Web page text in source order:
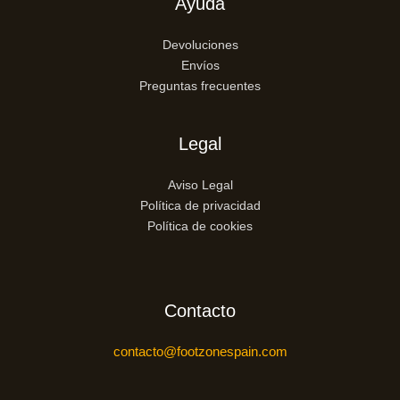
Devoluciones
Envíos
Preguntas frecuentes
Legal
Aviso Legal
Política de privacidad
Política de cookies
Contacto
contacto@footzonespain.com